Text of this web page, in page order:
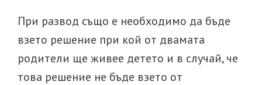
При развод също е необходимо да бъде
взето решение при кой от двамата
родители ще живее детето и в случай, че
това решение не бъде взето от